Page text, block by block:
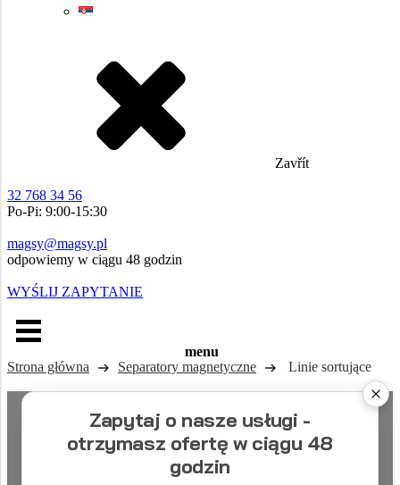
Zavřít
32 768 34 56
Po-Pi: 9:00-15:30
magsy@magsy.pl
odpowiemy w ciągu 48 godzin
WYŚLIJ ZAPYTANIE
menu
Strona główna
Separatory magnetyczne Linie sortujące
Zapytaj o nasze usługi -
otrzymasz ofertę w ciągu 48
godzin